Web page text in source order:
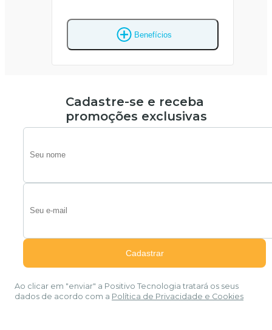
Benefícios
Cadastre-se e receba
promoções exclusivas
Ao clicar em "enviar" a Positivo Tecnologia tratará os seus
dados de acordo com a Política de Privacidade e Cookies